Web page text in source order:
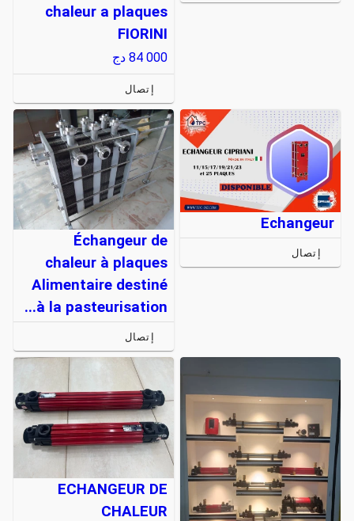
chaleur a plaques
FIORINI
84 000 دج
إتصال
Echangeur
إتصال
Échangeur de
chaleur à plaques
Alimentaire destiné
à la pasteurisation...
إتصال
ECHANGEUR DE
CHALEUR